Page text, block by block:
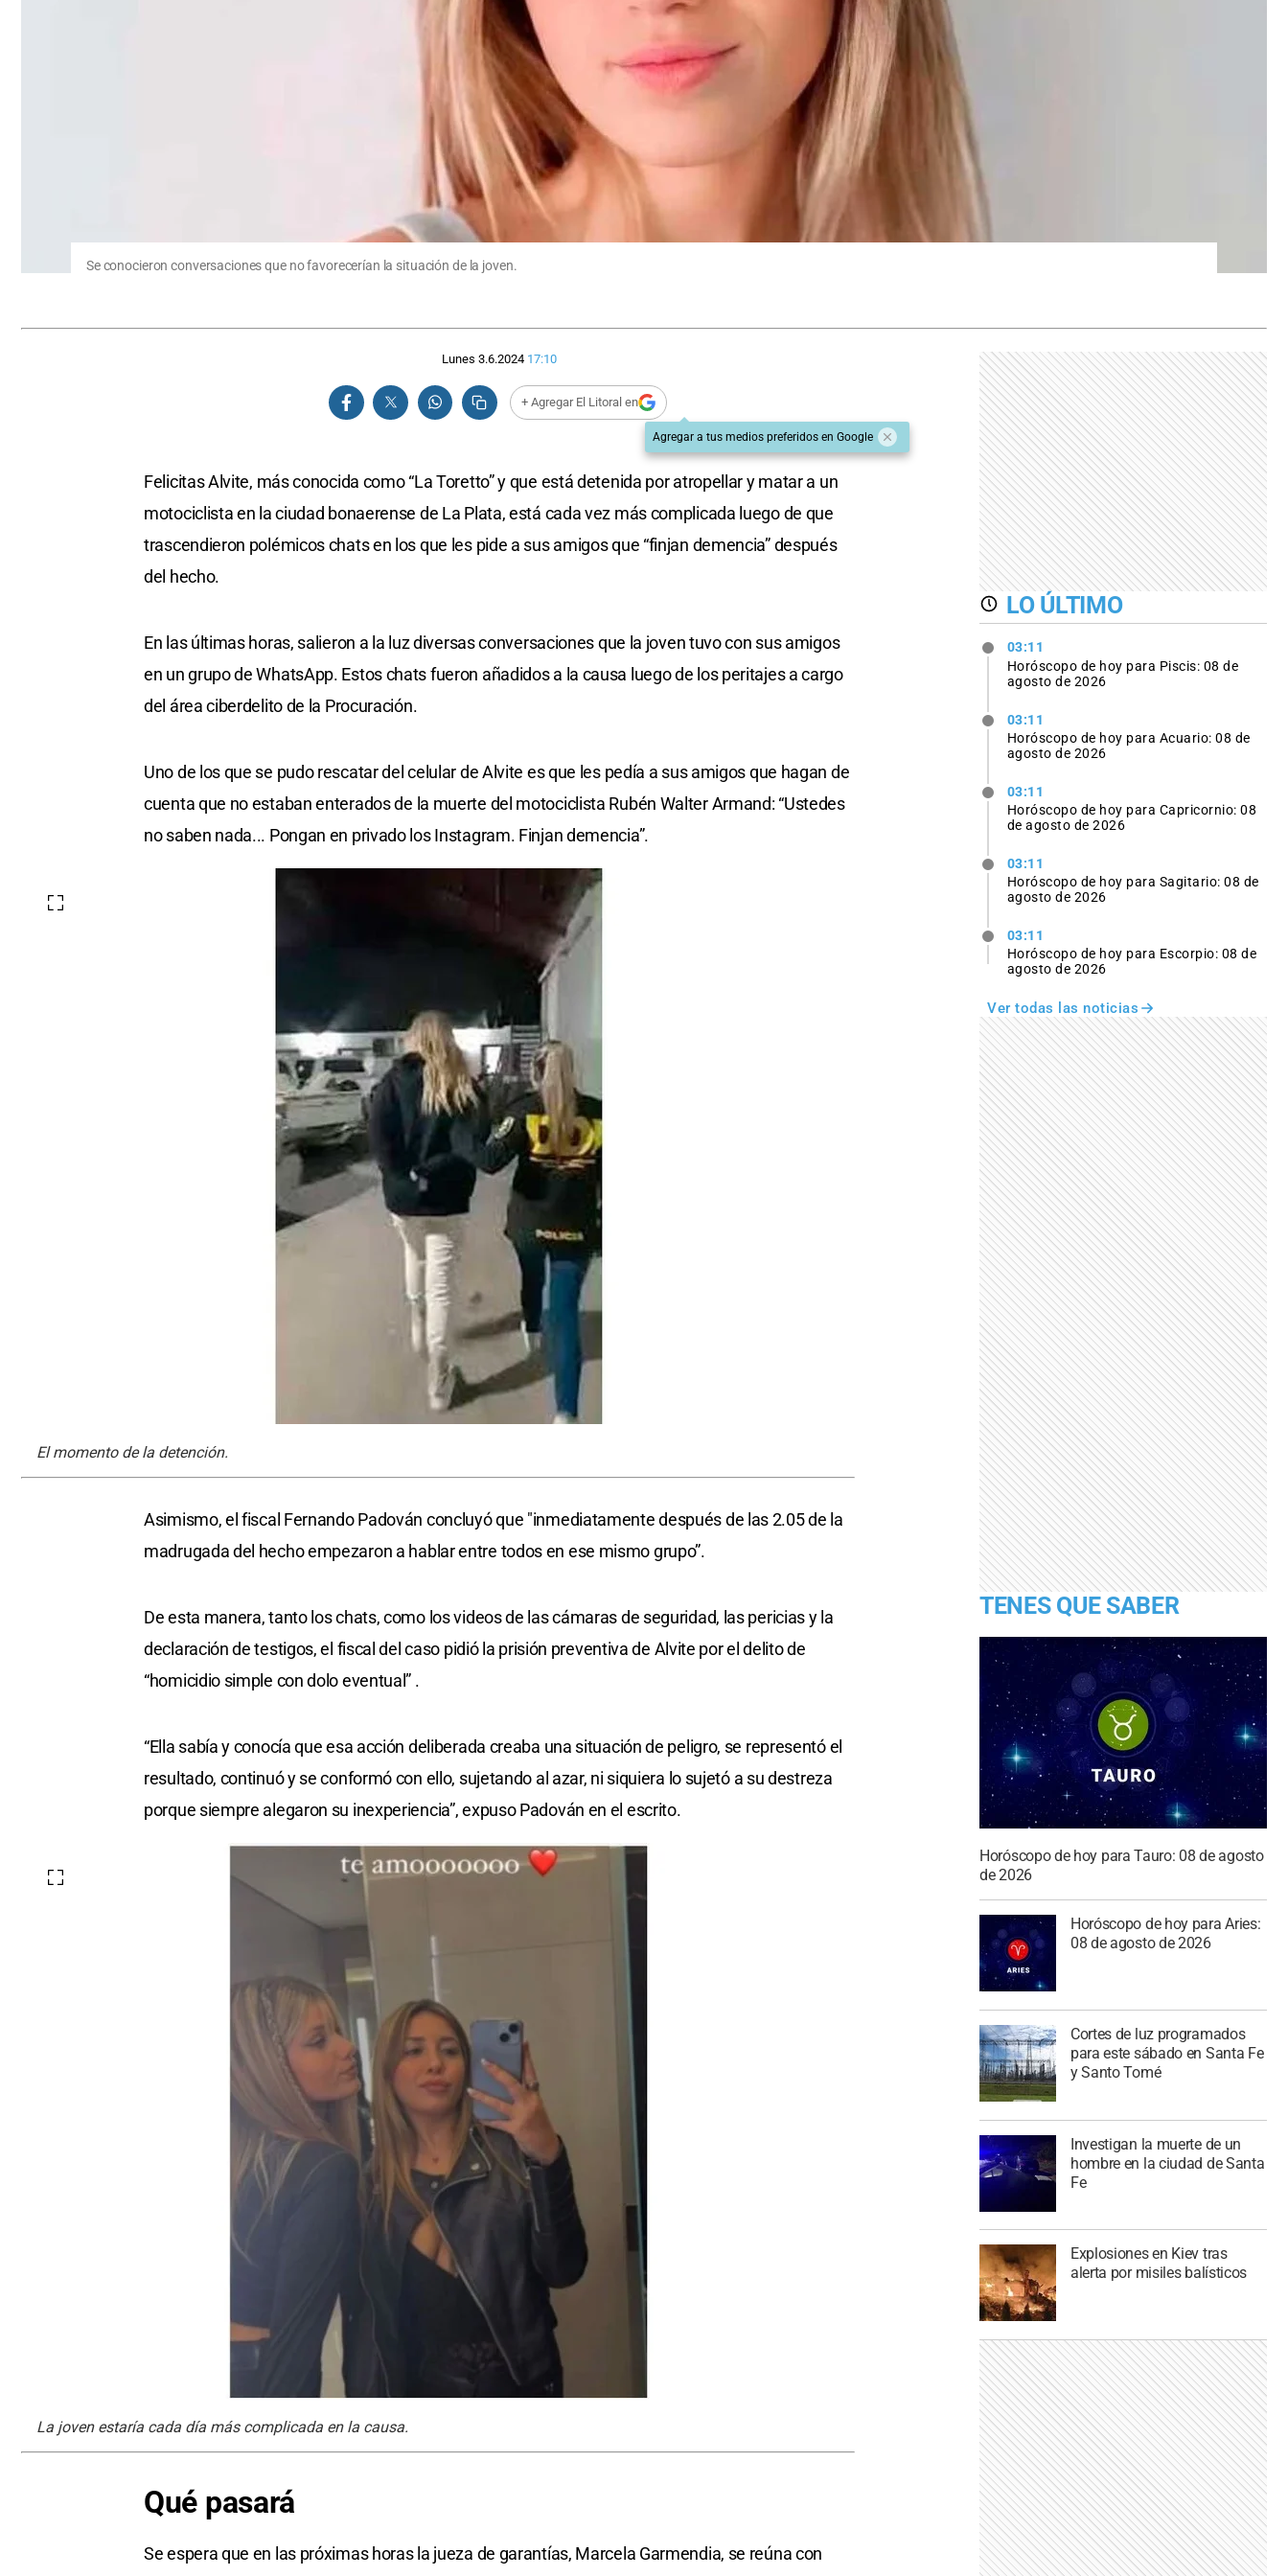
Se conocieron conversaciones que no favorecerían la situación de la joven.
Lunes 3.6.2024 17:10
+ Agregar El Litoral en
Agregar a tus medios preferidos en Google
Felicitas Alvite, más conocida como “La Toretto” y que está detenida por atropellar y matar a un
motociclista en la ciudad bonaerense de La Plata, está cada vez más complicada luego de que
trascendieron polémicos chats en los que les pide a sus amigos que “finjan demencia” después
del hecho.
En las últimas horas, salieron a la luz diversas conversaciones que la joven tuvo con sus amigos
en un grupo de WhatsApp. Estos chats fueron añadidos a la causa luego de los peritajes a cargo
del área ciberdelito de la Procuración.
Uno de los que se pudo rescatar del celular de Alvite es que les pedía a sus amigos que hagan de
cuenta que no estaban enterados de la muerte del motociclista Rubén Walter Armand: “Ustedes
no saben nada... Pongan en privado los Instagram. Finjan demencia”.
El momento de la detención.
Asimismo, el fiscal Fernando Padován concluyó que "inmediatamente después de las 2.05 de la
madrugada del hecho empezaron a hablar entre todos en ese mismo grupo”.
De esta manera, tanto los chats, como los videos de las cámaras de seguridad, las pericias y la
declaración de testigos, el fiscal del caso pidió la prisión preventiva de Alvite por el delito de
“homicidio simple con dolo eventual” .
“Ella sabía y conocía que esa acción deliberada creaba una situación de peligro, se representó el
resultado, continuó y se conformó con ello, sujetando al azar, ni siquiera lo sujetó a su destreza
porque siempre alegaron su inexperiencia”, expuso Padován en el escrito.
La joven estaría cada día más complicada en la causa.
Qué pasará
Se espera que en las próximas horas la jueza de garantías, Marcela Garmendia, se reúna con
LO ÚLTIMO
03:11
Horóscopo de hoy para Piscis: 08 de
agosto de 2026
03:11
Horóscopo de hoy para Acuario: 08 de
agosto de 2026
03:11
Horóscopo de hoy para Capricornio: 08
de agosto de 2026
03:11
Horóscopo de hoy para Sagitario: 08 de
agosto de 2026
03:11
Horóscopo de hoy para Escorpio: 08 de
agosto de 2026
Ver todas las noticias
TENES QUE SABER
Horóscopo de hoy para Tauro: 08 de agosto
de 2026
Horóscopo de hoy para Aries:
08 de agosto de 2026
Cortes de luz programados
para este sábado en Santa Fe
y Santo Tomé
Investigan la muerte de un
hombre en la ciudad de Santa
Fe
Explosiones en Kiev tras
alerta por misiles balísticos